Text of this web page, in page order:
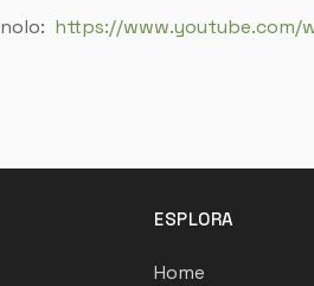
https://www.youtube.com/
ESPLORA
Home